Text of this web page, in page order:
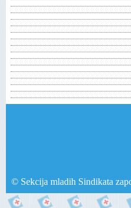
© Sekcija mladih Sindikata